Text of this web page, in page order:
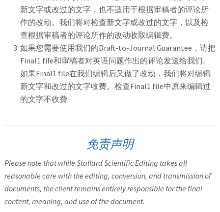
新文字或改过的文字，也不适用于根据审稿者的评论所
作的改动。我们将对检查新文字或改过的文字，以及检
查根据审稿者的评论所作的改动收取编辑费。
如果您需要使用我们的Draft-to-Journal Guarantee，请把
Final1 file和审稿者对英语问题作出的评论发送给我们。
如果Final1 file在我们编辑后又做了改动，我们将对编辑
新文字和改过的文字收费。检查Final1 file中原来编辑过
的文字不收费
免责声明
Please note that while Stallard Scientific Editing takes all
reasonable care with the editing, conversion, and transmission of
documents, the client remains entirely responsible for the final
content, meaning, and use of the document.